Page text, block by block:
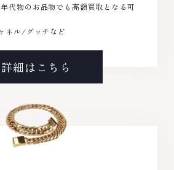
代物のお品物でも高額買取となる可
ネル/グッチなど
詳細はこちら